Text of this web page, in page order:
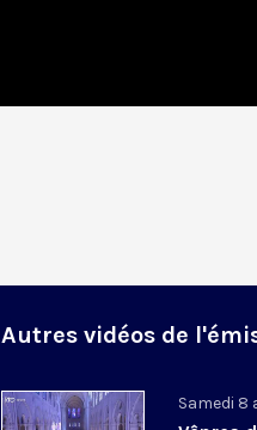
Autres vidéos de
Samedi 8